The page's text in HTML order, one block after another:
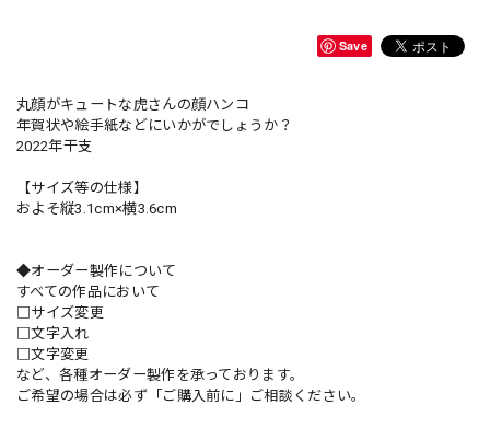
Save
丸顔がキュートな虎さんの顔ハンコ
年賀状や絵手紙などにいかがでしょうか？
2022年干支
【サイズ等の仕様】
およそ縦3.1cm×横3.6cm
◆オーダー製作について
すべての作品において
□サイズ変更
□文字入れ
□文字変更
など、各種オーダー製作を承っております。
ご希望の場合は必ず「ご購入前に」ご相談ください。